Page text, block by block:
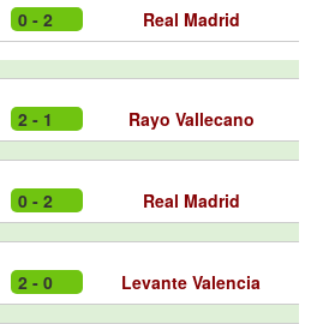
0 - 2 Real Madrid
2 - 1 Rayo Vallecano
0 - 2 Real Madrid
2 - 0 Levante Valencia